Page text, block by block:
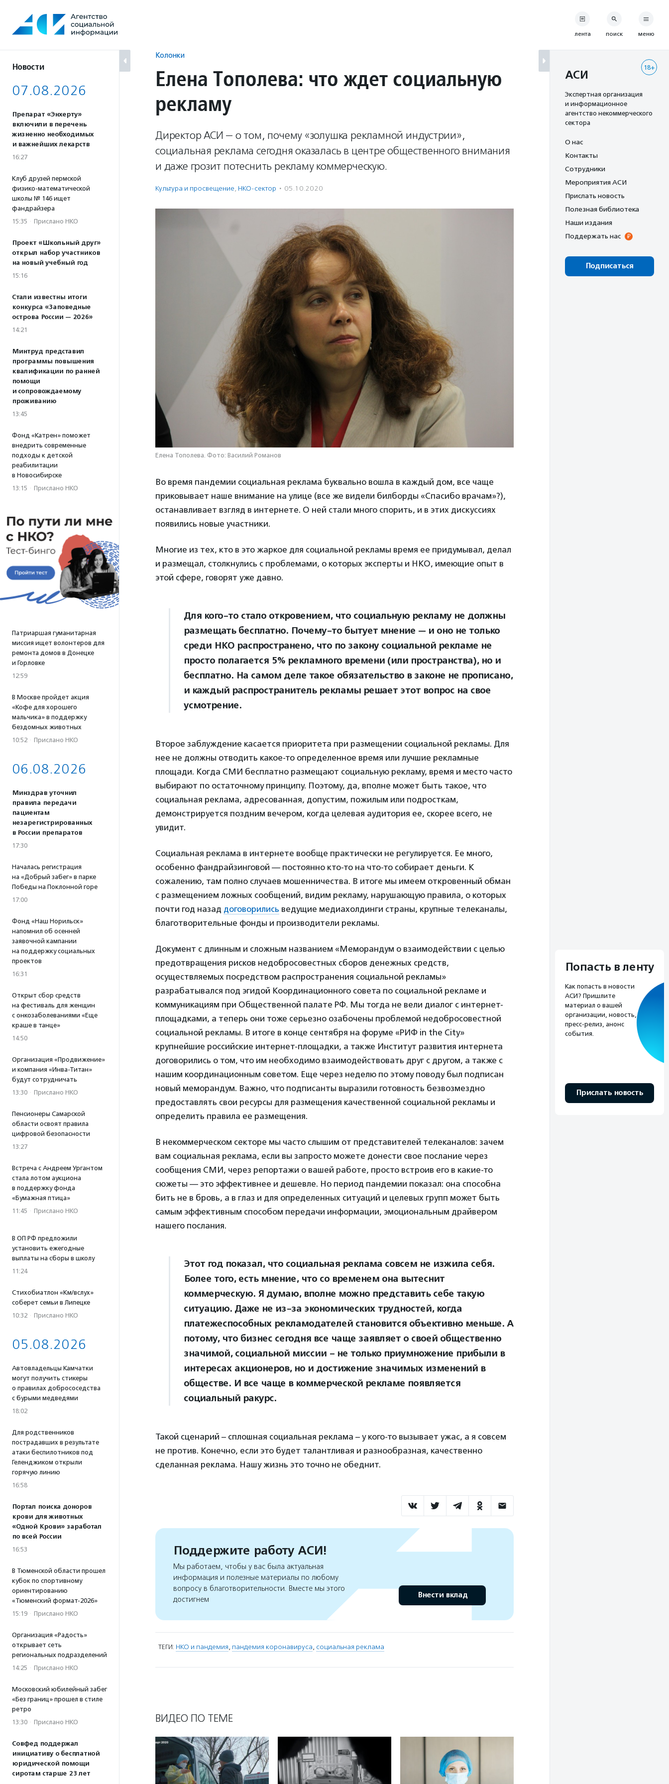
содержанию
Новости
07.08.2026
Препарат «Энхерту»
включили в перечень
жизненно необходимых
и важнейших лекарств
16:27
Клуб друзей пермской
физико-математической
школы № 146 ищет
фандрайзера
15:35 · Прислано НКО
Проект «Школьный друг»
открыл набор участников
на новый учебный год
15:16
Стали известны итоги
конкурса «Заповедные
острова России — 2026»
14:21
Минтруд представил
программы повышения
квалификации по ранней
помощи
и сопровождаемому
проживанию
13:45
Фонд «Катрен» поможет
внедрить современные
подходы к детской
реабилитации
в Новосибирске
13:15 · Прислано НКО
Патриаршая гуманитарная
миссия ищет волонтеров для
ремонта домов в Донецке
и Горловке
12:59
В Москве пройдет акция
«Кофе для хорошего
мальчика» в поддержку
бездомных животных
10:52 · Прислано НКО
06.08.2026
Минздрав уточнил
правила передачи
пациентам
незарегистрированных
в России препаратов
17:30
Началась регистрация
на «Добрый забег» в парке
Победы на Поклонной горе
17:00
Фонд «Наш Норильск»
напомнил об осенней
заявочной кампании
на поддержку социальных
проектов
16:31
Открыт сбор средств
на фестиваль для женщин
с онкозаболеваниями «Еще
краше в танце»
14:50
Организация «Продвижение»
и компания «Инва-Титан»
будут сотрудничать
13:30 · Прислано НКО
Пенсионеры Самарской
области освоят правила
цифровой безопасности
13:27
Встреча с Андреем Ургантом
стала лотом аукциона
в поддержку фонда
«Бумажная птица»
11:45 · Прислано НКО
В ОП РФ предложили
установить ежегодные
выплаты на сборы в школу
11:24
Стихобиатлон «Км/вслух»
соберет семьи в Липецке
10:32 · Прислано НКО
05.08.2026
Автовладельцы Камчатки
могут получить стикеры
о правилах добрососедства
с бурыми медведями
18:02
Для родственников
пострадавших в результате
атаки беспилотников под
Геленджиком открыли
горячую линию
16:58
Портал поиска доноров
крови для животных
«Одной Крови» заработал
по всей России
16:53
В Тюменской области прошел
кубок по спортивному
ориентированию
«Тюменский формат-2026»
15:19 · Прислано НКО
Организация «Радость»
открывает сеть
региональных подразделений
14:25 · Прислано НКО
Московский юбилейный забег
«Без границ» прошел в стиле
ретро
13:30 · Прислано НКО
Совфед поддержал
инициативу о бесплатной
юридической помощи
сиротам старше 23 лет
Колонки
Елена Тополева: что ждет социальную
рекламу
Директор АСИ — о том, почему «золушка рекламной индустрии»,
социальная реклама сегодня оказалась в центре общественного внимания
и даже грозит потеснить рекламу коммерческую.
Культура и просвещение, НКО-сектор · 05.10.2020
Елена Тополева. Фото: Василий Романов
Во время пандемии социальная реклама буквально вошла в каждый дом, все чаще
приковывает наше внимание на улице (все же видели билборды «Спасибо врачам»?),
останавливает взгляд в интернете. О ней стали много спорить, и в этих дискуссиях
появились новые участники.
Многие из тех, кто в это жаркое для социальной рекламы время ее придумывал, делал
и размещал, столкнулись с проблемами, о которых эксперты и НКО, имеющие опыт в
этой сфере, говорят уже давно.
Для кого-то стало откровением, что социальную рекламу не должны
размещать бесплатно. Почему-то бытует мнение — и оно не только
среди НКО распространено, что по закону социальной рекламе не
просто полагается 5% рекламного времени (или пространства), но и
бесплатно. На самом деле такое обязательство в законе не прописано,
и каждый распространитель рекламы решает этот вопрос на свое
усмотрение.
Второе заблуждение касается приоритета при размещении социальной рекламы. Для
нее не должны отводить какое-то определенное время или лучшие рекламные
площади. Когда СМИ бесплатно размещают социальную рекламу, время и место часто
выбирают по остаточному принципу. Поэтому, да, вполне может быть такое, что
социальная реклама, адресованная, допустим, пожилым или подросткам,
демонстрируется поздним вечером, когда целевая аудитория ее, скорее всего, не
увидит.
Социальная реклама в интернете вообще практически не регулируется. Ее много,
особенно фандрайзинговой — постоянно кто-то на что-то собирает деньги. К
сожалению, там полно случаев мошенничества. В итоге мы имеем откровенный обман
с размещением ложных сообщений, видим рекламу, нарушающую правила, о которых
почти год назад договорились ведущие медиахолдинги страны, крупные телеканалы,
благотворительные фонды и производители рекламы.
Документ с длинным и сложным названием «Меморандум о взаимодействии с целью
предотвращения рисков недобросовестных сборов денежных средств,
осуществляемых посредством распространения социальной рекламы»
разрабатывался под эгидой Координационного совета по социальной рекламе и
коммуникациям при Общественной палате РФ. Мы тогда не вели диалог с интернет-
площадками, а теперь они тоже серьезно озабочены проблемой недобросовестной
социальной рекламы. В итоге в конце сентября на форуме «РИФ in the City»
крупнейшие российские интернет-площадки, а также Институт развития интернета
договорились о том, что им необходимо взаимодействовать друг с другом, а также с
нашим координационным советом. Еще через неделю по этому поводу был подписан
новый меморандум. Важно, что подписанты выразили готовность безвозмездно
предоставлять свои ресурсы для размещения качественной социальной рекламы и
определить правила ее размещения.
В некоммерческом секторе мы часто слышим от представителей телеканалов: зачем
вам социальная реклама, если вы запросто можете донести свое послание через
сообщения СМИ, через репортажи о вашей работе, просто встроив его в какие-то
сюжеты — это эффективнее и дешевле. Но период пандемии показал: она способна
бить не в бровь, а в глаз и для определенных ситуаций и целевых групп может быть
самым эффективным способом передачи информации, эмоциональным драйвером
нашего послания.
Этот год показал, что социальная реклама совсем не изжила себя.
Более того, есть мнение, что со временем она вытеснит
коммерческую. Я думаю, вполне можно представить себе такую
ситуацию. Даже не из-за экономических трудностей, когда
платежеспособных рекламодателей становится объективно меньше. А
потому, что бизнес сегодня все чаще заявляет о своей общественно
значимой, социальной миссии – не только приумножение прибыли в
интересах акционеров, но и достижение значимых изменений в
обществе. И все чаще в коммерческой рекламе появляется
социальный ракурс.
Такой сценарий – сплошная социальная реклама – у кого-то вызывает ужас, а я совсем
не против. Конечно, если это будет талантливая и разнообразная, качественно
сделанная реклама. Нашу жизнь это точно не обеднит.
Поддержите работу АСИ!
Мы работаем, чтобы у вас была актуальная
информация и полезные материалы по любому
вопросу в благотворительности. Вместе мы этого
достигнем
Внести вклад
ТЕГИ: НКО и пандемия, пандемия коронавируса, социальная реклама
ВИДЕО ПО ТЕМЕ
лента поиск меню
18+
АСИ
Экспертная организация
и информационное
агентство некоммерческого
сектора
О нас
Контакты
Сотрудники
Мероприятия АСИ
Прислать новость
Полезная библиотека
Наши издания
Поддержать нас
Подписаться
Попасть в ленту
Как попасть в новости
АСИ? Пришлите
материал о вашей
организации, новость,
пресс-релиз, анонс
события.
Прислать новость